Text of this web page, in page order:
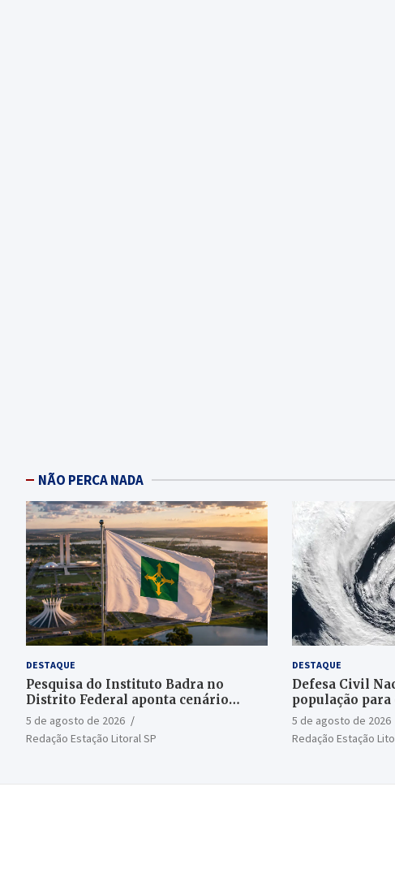
NÃO PERCA NADA
DESTAQUE
Pesquisa do Instituto Badra no
Distrito Federal aponta cenário
aberto para o Senado
5 de agosto de 2026
Redação Estação Litoral SP
DESTAQUE
Defesa Civil
população
bomba
5 de agosto de 2026
Redação Estação